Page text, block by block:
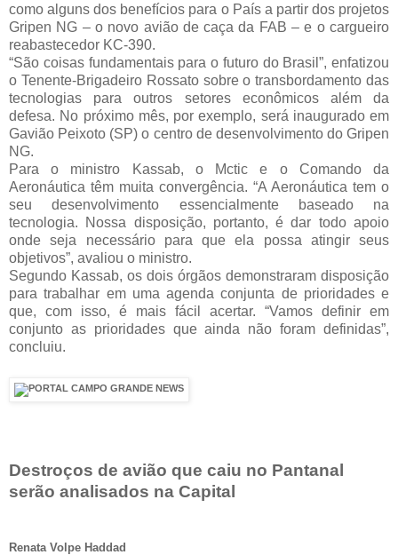
como alguns dos benefícios para o País a partir dos projetos
Gripen NG – o novo avião de caça da FAB – e o cargueiro
reabastecedor KC-390.
“São coisas fundamentais para o futuro do Brasil”, enfatizou
o Tenente-Brigadeiro Rossato sobre o transbordamento das
tecnologias para outros setores econômicos além da
defesa. No próximo mês, por exemplo, será inaugurado em
Gavião Peixoto (SP) o centro de desenvolvimento do Gripen
NG.
Para o ministro Kassab, o Mctic e o Comando da
Aeronáutica têm muita convergência. “A Aeronáutica tem o
seu desenvolvimento essencialmente baseado na
tecnologia. Nossa disposição, portanto, é dar todo apoio
onde seja necessário para que ela possa atingir seus
objetivos”, avaliou o ministro.
Segundo Kassab, os dois órgãos demonstraram disposição
para trabalhar em uma agenda conjunta de prioridades e
que, com isso, é mais fácil acertar. “Vamos definir em
conjunto as prioridades que ainda não foram definidas”,
concluiu.
Destroços de avião que caiu no Pantanal
serão analisados na Capital
Renata Volpe Haddad